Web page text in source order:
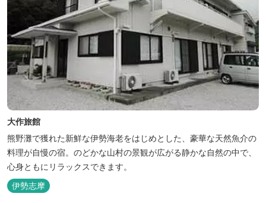
大作旅館
熊野灘で獲れた新鮮な伊勢海老をはじめとした、豪華な天然魚介の
料理が自慢の宿。のどかな山村の景観が広がる静かな自然の中で、
心身ともにリラックスできます。
伊勢志摩